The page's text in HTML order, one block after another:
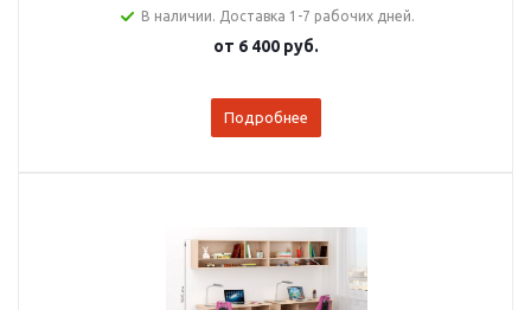
В наличии. Доставка 1-7 рабочих дней.
от 6 400 руб.
Подробнее